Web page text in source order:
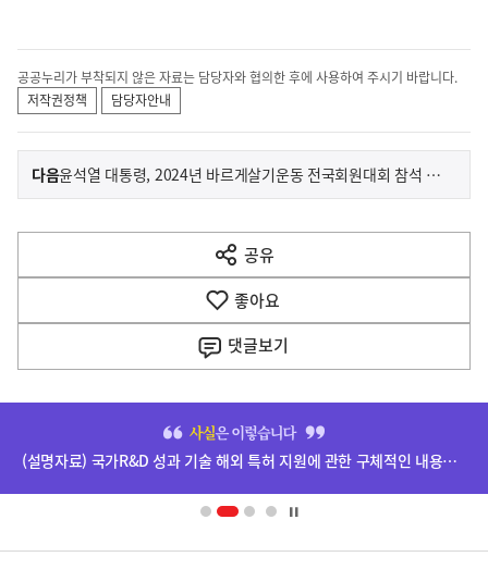
공공누리가 부착되지 않은 자료는 담당자와 협의한 후에 사용하여 주시기 바랍니다.
저작권정책
담당자안내
이
전
다
음
다음기
사
윤석열 대통령, 2024년 바르게살기운동 전국회원대회 참석 관련 정혜전 대변인 서면 브리핑
공유
열
기
좋아요
댓글보기
영
(설명자료) 국가R&D 성과 기술 해외 특허 지원에 관한 구체적인 내용은 확정되지 않았습니다.